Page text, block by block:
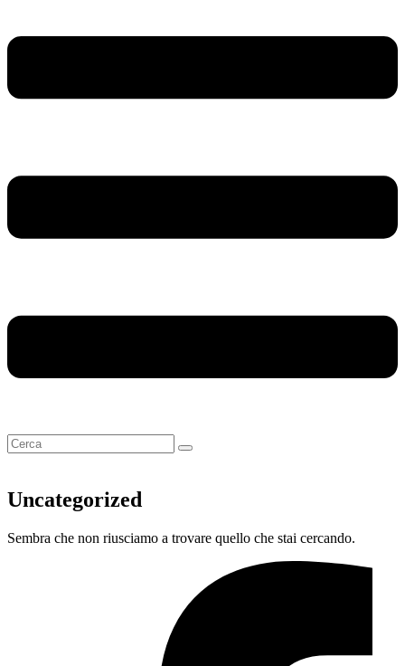
Uncategorized
Sembra che non riusciamo a trovare quello che stai cercando.